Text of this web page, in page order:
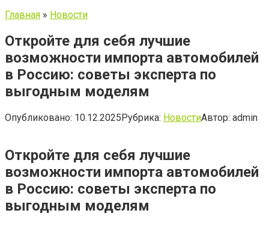
Главная » Новости
Откройте для себя лучшие
возможности импорта автомобилей
в Россию: советы эксперта по
выгодным моделям
Опубликовано: 10.12.2025Рубрика: НовостиАвтор: admin
Откройте для себя лучшие
возможности импорта автомобилей
в Россию: советы эксперта по
выгодным моделям